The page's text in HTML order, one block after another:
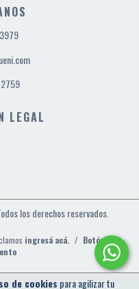
de cookies para agilizar tu
LEGAL
los derechos reservados.
ingresá acá. / Botón de